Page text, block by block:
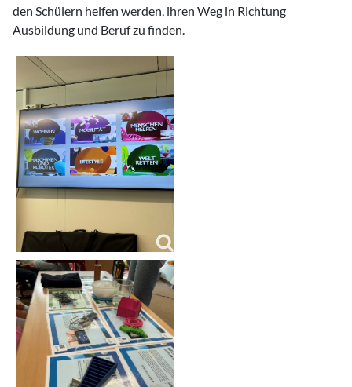
den Schülern helfen werden, ihren Weg in Richtung
Ausbildung und Beruf zu finden.